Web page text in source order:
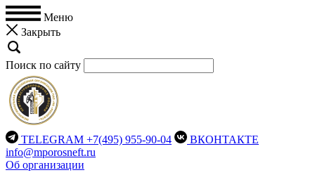
Меню
Закрыть
Поиск по сайту
TELEGRAM +7(495) 955-90-04
ВКОНТАКТЕ
info@mporosneft.ru
Об организации